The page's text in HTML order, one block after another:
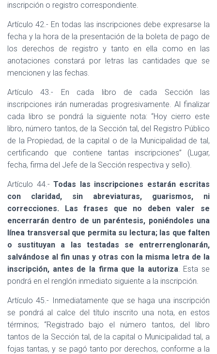
inscripción o registro correspondiente.
Artículo 42.- En todas las inscripciones debe expresarse la
fecha y la hora de la presentación de la boleta de pago de
los derechos de registro y tanto en ella como en las
anotaciones constará por letras las cantidades que se
mencionen y las fechas.
Artículo 43.- En cada libro de cada Sección las
inscripciones irán numeradas progresivamente. Al finalizar
cada libro se pondrá la siguiente nota: “Hoy cierro este
libro, número tantos, de la Sección tal, del Registro Público
de la Propiedad, de la capital o de la Municipalidad de tal,
certificando que contiene tantas inscripciones” (Lugar,
fecha, firma del Jefe de la Sección respectiva y sello).
Artículo 44.- Todas las inscripciones estarán escritas
con claridad, sin abreviaturas, guarismos, ni
correcciones. Las frases que no deben valer se
encerrarán dentro de un paréntesis, poniéndoles una
línea transversal que permita su lectura; las que falten
o sustituyan a las testadas se entrerrenglonarán,
salvándose al fin unas y otras con la misma letra de la
inscripción, antes de la firma que la autoriza. Esta se
pondrá en el renglón inmediato siguiente a la inscripción.
Artículo 45.- Inmediatamente que se haga una inscripción
se pondrá al calce del título inscrito una nota, en estos
términos; “Registrado bajo el número tantos, del libro
tantos de la Sección tal, de la capital o Municipalidad tal, a
fojas tantas, y se pagó tanto por derechos, conforme a la